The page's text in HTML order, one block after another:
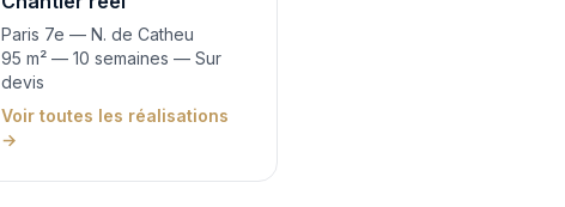
Paris 7e — N. de Catheu
95 m² — 10 semaines — Sur
devis
Voir toutes les réalisations
→